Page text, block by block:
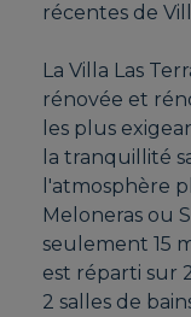
récentes de
La Villa Las
rénovée et
les plus
la tranquillité
l'atmosphère
Meloneras ou
seulement 15
est réparti sur
2 salles de